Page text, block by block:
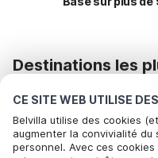
CE SITE WEB UTILISE
Belvilla utilise des cookies
augmenter la convivialité
personnel. Avec ces
Destinations les
Commodités populaires
Maison de vacances au bord
Des destinations phares